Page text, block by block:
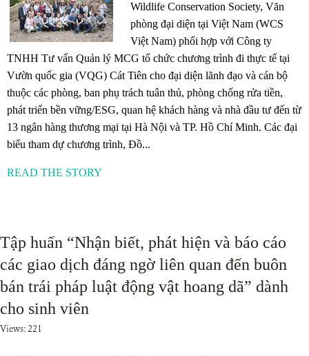
Wildlife Conservation Society, Văn
phòng đại diện tại Việt Nam (WCS
Việt Nam) phối hợp với Công ty
TNHH Tư vấn Quản lý MCG tổ chức chương trình đi thực tế tại
Vườn quốc gia (VQG) Cát Tiên cho đại diện lãnh đạo và cán bộ
thuộc các phòng, ban phụ trách tuân thủ, phòng chống rửa tiền,
phát triển bền vững/ESG, quan hệ khách hàng và nhà đầu tư đến từ
13 ngân hàng thương mại tại Hà Nội và TP. Hồ Chí Minh. Các đại
biểu tham dự chương trình, Đồ...
READ THE STORY
Tập huấn “Nhận biết, phát hiện và báo cáo
các giao dịch đáng ngờ liên quan đến buôn
bán trái pháp luật động vật hoang dã” dành
cho sinh viên
Views: 221